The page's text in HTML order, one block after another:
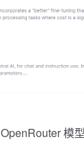
OpenRouter 模